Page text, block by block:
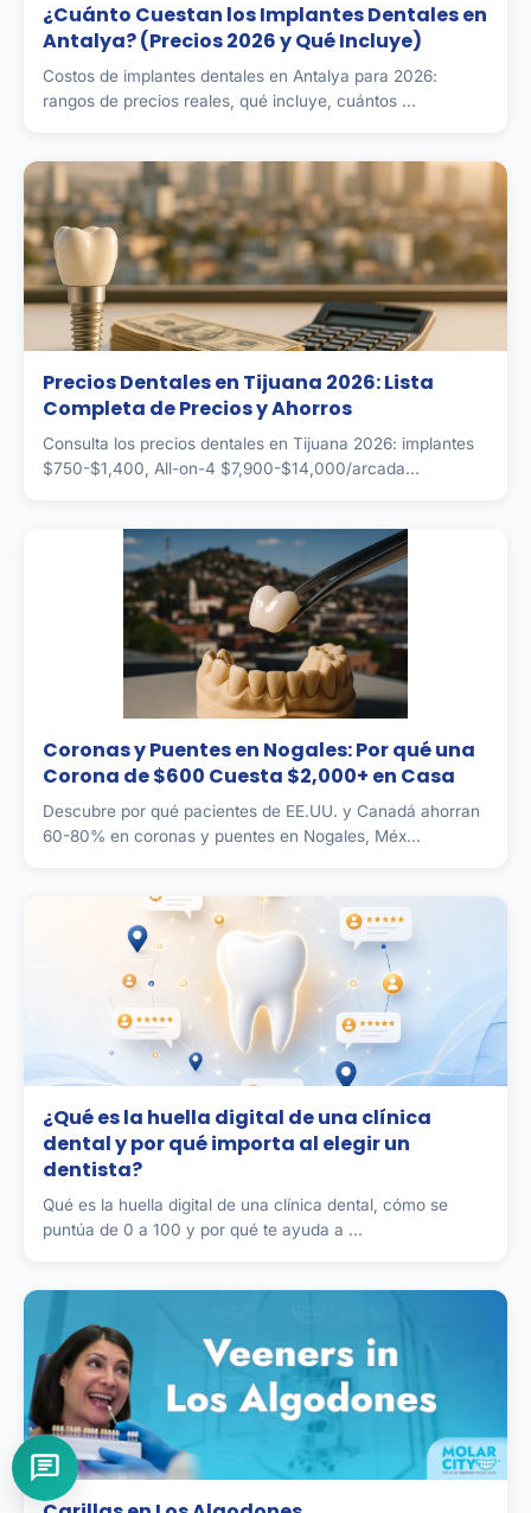
¿Cuánto Cuestan los Implantes Dentales en
Antalya? (Precios 2026 y Qué Incluye)
Costos de implantes dentales en Antalya para 2026:
rangos de precios reales, qué incluye, cuántos ...
Precios Dentales en Tijuana 2026: Lista
Completa de Precios y Ahorros
Consulta los precios dentales en Tijuana 2026: implantes
$750-$1,400, All-on-4 $7,900-$14,000/arcada...
Coronas y Puentes en Nogales: Por qué una
Corona de $600 Cuesta $2,000+ en Casa
Descubre por qué pacientes de EE.UU. y Canadá ahorran
60-80% en coronas y puentes en Nogales, Méx...
¿Qué es la huella digital de una clínica
dental y por qué importa al elegir un
dentista?
Qué es la huella digital de una clínica dental, cómo se
puntúa de 0 a 100 y por qué te ayuda a ...